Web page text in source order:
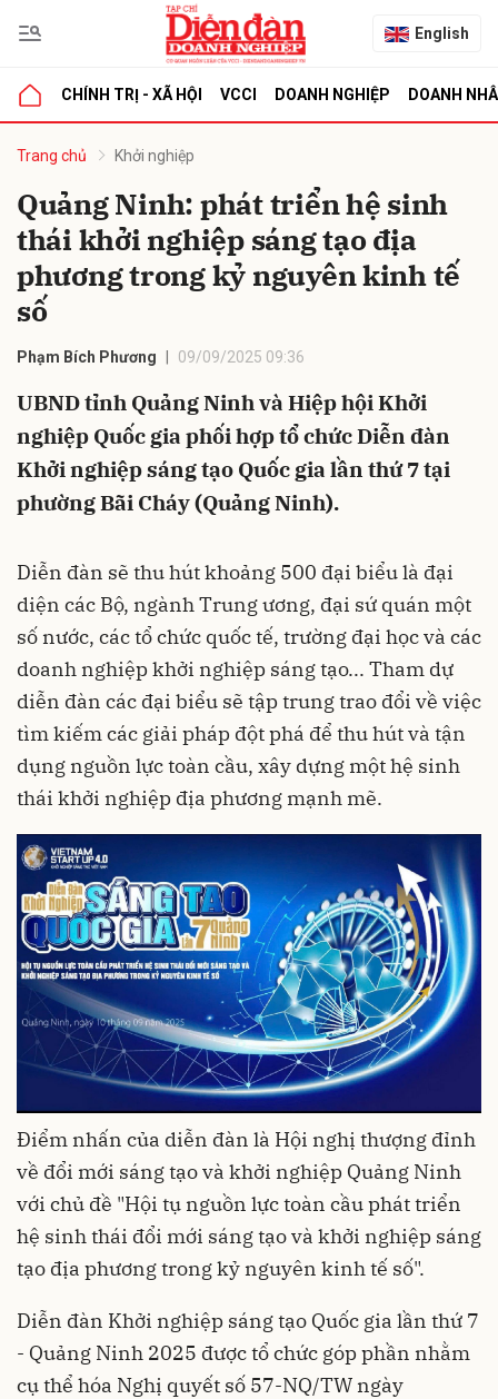
English
CHÍNH TRỊ - XÃ HỘI VCCI DOANH NGHIỆP DOANH
Trang chủ Khởi nghiệp
Quảng Ninh: phát triển hệ sinh
thái khởi nghiệp sáng tạo địa
phương trong kỷ nguyên kinh tế
số
Phạm Bích Phương 09/09/2025 09:36
UBND tỉnh Quảng Ninh và Hiệp hội Khởi
nghiệp Quốc gia phối hợp tổ chức Diễn đàn
Khởi nghiệp sáng tạo Quốc gia lần thứ 7 tại
phường Bãi Cháy (Quảng Ninh).
Diễn đàn sẽ thu hút khoảng 500 đại biểu là đại
diện các Bộ, ngành Trung ương, đại sứ quán một
số nước, các tổ chức quốc tế, trường đại học và các
doanh nghiệp khởi nghiệp sáng tạo... Tham dự
diễn đàn các đại biểu sẽ tập trung trao đổi về việc
tìm kiếm các giải pháp đột phá để thu hút và tận
dụng nguồn lực toàn cầu, xây dựng một hệ sinh
thái khởi nghiệp địa phương mạnh mẽ.
Điểm nhấn của diễn đàn là Hội nghị thượng đỉnh
về đổi mới sáng tạo và khởi nghiệp Quảng Ninh
với chủ đề "Hội tụ nguồn lực toàn cầu phát triển
hệ sinh thái đổi mới sáng tạo và khởi nghiệp sáng
tạo địa phương trong kỷ nguyên kinh tế số".
Diễn đàn Khởi nghiệp sáng tạo Quốc gia lần thứ 7
- Quảng Ninh 2025 được tổ chức góp phần nhằm
cụ thể hóa Nghị quyết số 57-NQ/TW ngày
luận